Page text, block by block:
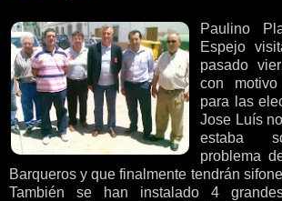
Paulino
Espejo
pasado
con
para las
Jose Luís
estaba
problema
Barqueros y que finalmente tendrán
También se han instalado 4